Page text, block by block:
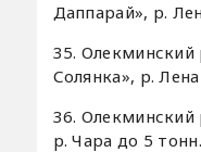
Даппарай», р.
35.
Солянка», р.
36. Олекминский
р. Чара до 5 тонн.